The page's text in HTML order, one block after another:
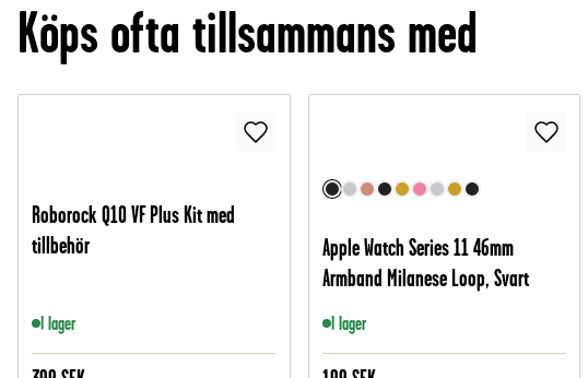
Köps ofta tillsammans med
Roborock Q10 VF Plus Kit med
tillbehör
I lager
Apple Watch Series 11 46mm
Armband Milanese Loop, Svart
I lager